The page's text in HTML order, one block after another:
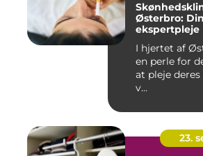
Østerbro:
ekspertpleje
I hjertet af
en perle for
at pleje
v...
23.